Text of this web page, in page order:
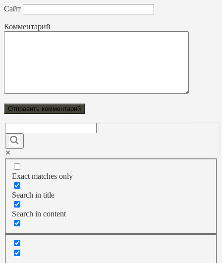
Сайт
Комментарий
Exact matches only
Search in title
Search in content